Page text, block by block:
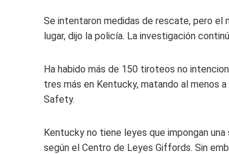
Se intentaron medidas de rescate, pero
lugar, dijo la policía. La investigación
Ha habido más de 150 tiroteos no
tres más en Kentucky, matando al menos
Safety.
Kentucky no tiene leyes que impongan
según el Centro de Leyes Giffords. Sin